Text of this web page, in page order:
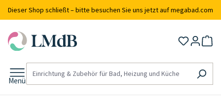
springen
Dieser Shop schließt – bitte besuchen Sie uns jetzt auf megabad.com
Menü